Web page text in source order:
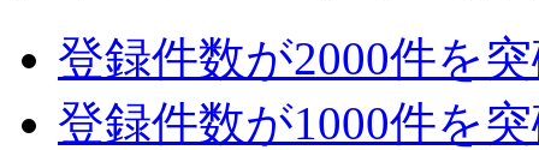
登録件数が2000件を
登録件数が1000件を